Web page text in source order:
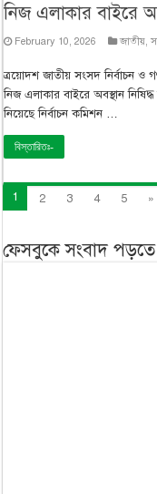
নিজ এলাকার বাইরে
February 10, 2026 জাতীয় ,
ত্রয়োদশ জাতীয় সংসদ নির্বাচন ও
নিজ এলাকার বাইরে অবস্থান
নিয়েছে নির্বাচন কমিশন …
বিস্তারিতঃ-
1 2 3 4 5 »
ফেসবুকে সংবাদ